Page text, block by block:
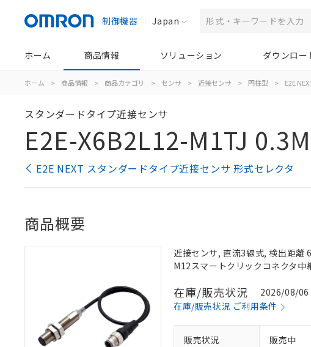
制御機器 Japan
ホーム 商品情報 ソリューション ダウンロー
ホーム > 商品情報 > 商品カテゴリ > センサ > 近接センサ > 円柱型 > E2E
スタンダードタイプ近接センサ
E2E-X6B2L12-M1TJ 0.3M
E2E NEXT スタンダードタイプ近接センサ 形式セレクタ
商品概要
近接センサ, 直流3線式, 検出距離
M12スマートクリックコネクタ
在庫/販売状況
2026/08/06
在庫/販売状況 ご利用条件
販売状況 販売中